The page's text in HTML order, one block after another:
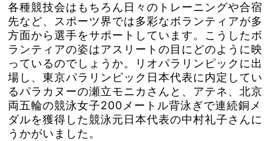
各種競技会はもちろん日々のトレーニングや合宿
先など、スポーツ界では多彩なボランティアが多
方面から選手をサポートしています。こうしたボ
ランティアの姿はアスリートの目にどのように映
っているのでしょうか。リオパラリンピックに出
場し、東京パラリンピック日本代表に内定してい
るパラカヌーの瀬立モニカさんと、アテネ、北京
両五輪の競泳女子200メートル背泳ぎで連続銅メ
ダルを獲得した競泳元日本代表の中村礼子さんに
うかがいました。